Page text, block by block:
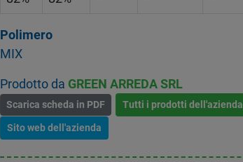
Polimero
MIX
Prodotto da GREEN ARREDA SRL
Scarica scheda in PDF Tutti i prodotti dell'azienda
Sito web dell'azienda